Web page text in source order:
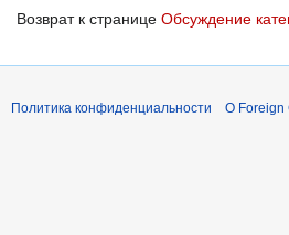
ккВозврат к странице Обсуждение
Политика конфиденциальности О Foreign